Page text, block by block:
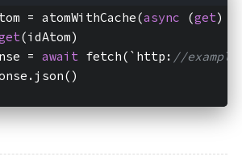
= atomWithCache(async (get)
(idAtom)
= await fetch(`http: //